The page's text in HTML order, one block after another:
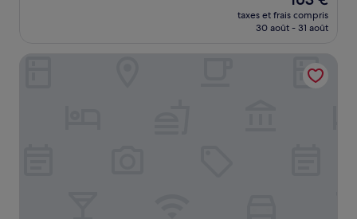
nouveau
prix
de
163 €
taxes et frais compris
30 août - 31 août